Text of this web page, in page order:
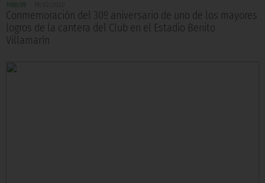
1988/89
Conmemoración del 30º aniversario de uno de los mayores
logros de la cantera del Club en el Estadio Benito
Villamarín